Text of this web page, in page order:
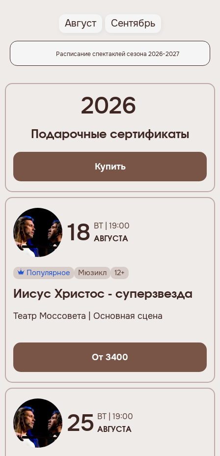
Август Сентябрь
Расписание спектаклей сезона 2026-2027
2026
Подарочные сертификаты
Купить
18 ВТ | 19:00
АВГУСТА
Популярное Мюзикл 12+
Иисус Христос - суперзвезда
Театр Моссовета | Основная сцена
От 3400
25 ВТ | 19:00
АВГУСТА